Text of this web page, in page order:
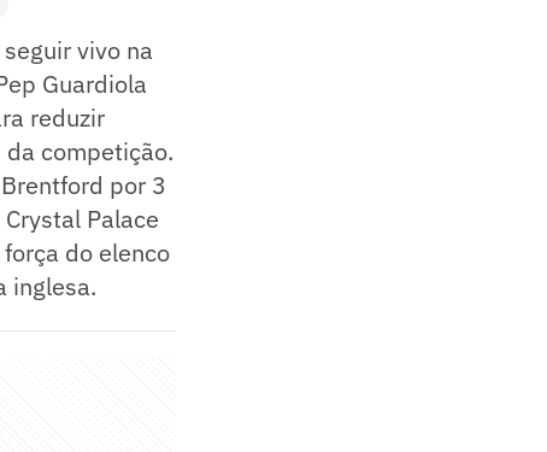
vivo na
Guardiola
reduzir
competição.
por 3
Palace
do elenco
inglesa.